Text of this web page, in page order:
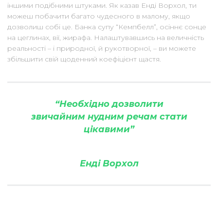
іншими подібними штуками. Як казав Енді Ворхол, ти
можеш побачити багато чудесного в малому, якщо
дозволиш собі це. Банка супу “Кемпбелл”, осіннє сонце
на цеглинах, вії, жирафа. Налаштувавшись на величність
реальності – і природної, й рукотворної, – ви можете
збільшити свій щоденний коефіцієнт щастя.
“Необхідно дозволити
звичайним нудним речам стати
цікавими”
Енді Ворхол